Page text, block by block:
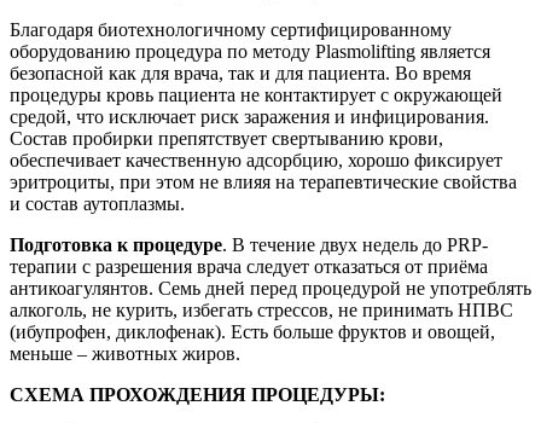
Благодаря биотехнологичному сертифицированному
оборудованию процедура по методу Plasmolifting является
безопасной как для врача, так и для пациента. Во время
процедуры кровь пациента не контактирует с окружающей
средой, что исключает риск заражения и инфицирования.
Состав пробирки препятствует свертыванию крови,
обеспечивает качественную адсорбцию, хорошо фиксирует
эритроциты, при этом не влияя на терапевтические свойства
и состав аутоплазмы.
Подготовка к процедуре. В течение двух недель до PRP-
терапии с разрешения врача следует отказаться от приёма
антикоагулянтов. Семь дней перед процедурой не употреблять
алкоголь, не курить, избегать стрессов, не принимать НПВС
(ибупрофен, диклофенак). Есть больше фруктов и овощей,
меньше – животных жиров.
СХЕМА ПРОХОЖДЕНИЯ ПРОЦЕДУРЫ: